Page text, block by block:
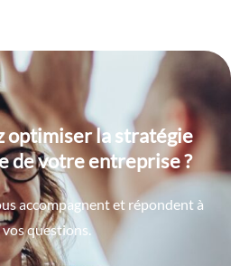
4 aides financières
avez droit pour faire